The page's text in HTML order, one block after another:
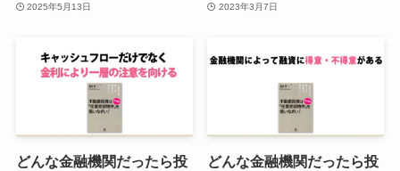
2025年5月13日 2023年3月7日
どんな金融機関だったら投
どんな金融機関だったら投